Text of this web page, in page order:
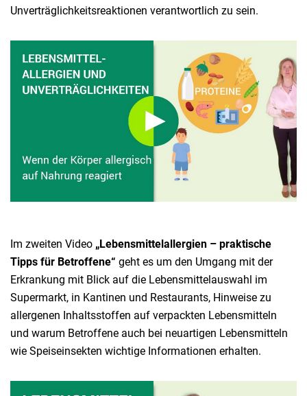
Unverträglichkeitsreaktionen verantwortlich zu sein.
Im zweiten Video „Lebensmittelallergien – praktische
Tipps für Betroffene“ geht es um den Umgang mit der
Erkrankung mit Blick auf die Lebensmittelauswahl im
Supermarkt, in Kantinen und Restaurants, Hinweise zu
allergenen Inhaltsstoffen auf verpackten Lebensmitteln
und warum Betroffene auch bei neuartigen Lebensmitteln
wie Speiseinsekten wichtige Informationen erhalten.